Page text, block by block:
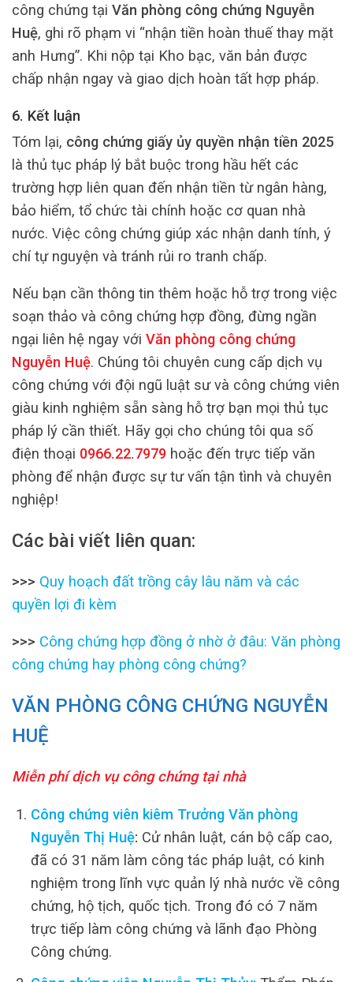
công chứng tại Văn phòng công chứng Nguyễn
Huệ, ghi rõ phạm vi “nhận tiền hoàn thuế thay mặt
anh Hưng”. Khi nộp tại Kho bạc, văn bản được
chấp nhận ngay và giao dịch hoàn tất hợp pháp.
6. Kết luận
Tóm lại, công chứng giấy ủy quyền nhận tiền 2025
là thủ tục pháp lý bắt buộc trong hầu hết các
trường hợp liên quan đến nhận tiền từ ngân hàng,
bảo hiểm, tổ chức tài chính hoặc cơ quan nhà
nước. Việc công chứng giúp xác nhận danh tính, ý
chí tự nguyện và tránh rủi ro tranh chấp.
Nếu bạn cần thông tin thêm hoặc hỗ trợ trong việc
soạn thảo và công chứng hợp đồng, đừng ngần
ngại liên hệ ngay với Văn phòng công chứng
Nguyễn Huệ. Chúng tôi chuyên cung cấp dịch vụ
công chứng với đội ngũ luật sư và công chứng viên
giàu kinh nghiệm sẵn sàng hỗ trợ bạn mọi thủ tục
pháp lý cần thiết. Hãy gọi cho chúng tôi qua số
điện thoại 0966.22.7979 hoặc đến trực tiếp văn
phòng để nhận được sự tư vấn tận tình và chuyên
nghiệp!
Các bài viết liên quan:
>>> Quy hoạch đất trồng cây lâu năm và các
quyền lợi đi kèm
>>> Công chứng hợp đồng ở nhờ ở đâu: Văn phòng
công chứng hay phòng công chứng?
VĂN PHÒNG CÔNG CHỨNG NGUYỄN
HUỆ
Miễn phí dịch vụ công chứng tại nhà
Công chứng viên kiêm Trưởng Văn phòng
Nguyễn Thị Huệ: Cử nhân luật, cán bộ cấp cao,
đã có 31 năm làm công tác pháp luật, có kinh
nghiệm trong lĩnh vực quản lý nhà nước về công
chứng, hộ tịch, quốc tịch. Trong đó có 7 năm
trực tiếp làm công chứng và lãnh đạo Phòng
Công chứng.